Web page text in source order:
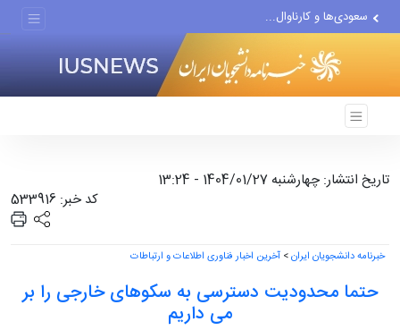
سعودی‌ها و کارناوال...
پیشنهاد ناصر هادیان در...
معامله با گرگِ آمریکایی،...
تاریخ انتشار: چهارشنبه 1404/01/27 - 13:24
کد خبر: 533916
خبرنامه دانشجویان ایران> آخرین اخبار فناوری اطلاعات و ارتباطات
حتما محدودیت دسترسی به سکوهای خارجی را بر
می داریم